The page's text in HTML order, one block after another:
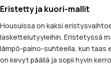
Eristetty ja kuori-mallit
Housuissa on kaksi
laskettelutyyleihin. Eristetyssä
lämpö-paino-suhteella, kun taas
on kevyt päällä ja sopii hyvin